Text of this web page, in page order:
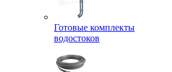
Готовые комплекты
водостоков